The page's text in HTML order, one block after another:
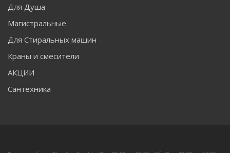
Для Душа
Магистральные
Для Стиральных машин
Краны и смесители
АКЦИИ
Сантехника